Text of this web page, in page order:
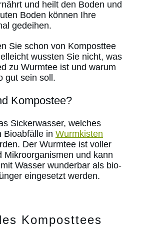
und heilt den Boden und
Boden können Ihre
gedeihen.
Sie schon von Komposttee
wussten Sie nicht, was
zu Wurmtee ist und warum
gut sein soll.
Kompostee?
Sickerwasser, welches
Bioabfälle in Wurmkisten
Der Wurmtee ist voller
Mikroorganismen und kann
Wasser wunderbar als bio-
eingesetzt werden.
Komposttees